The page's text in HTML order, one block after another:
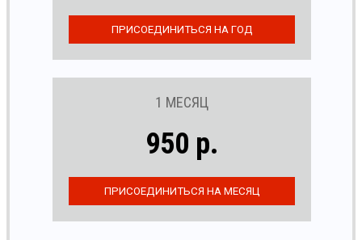
1 МЕСЯЦ
950 р.